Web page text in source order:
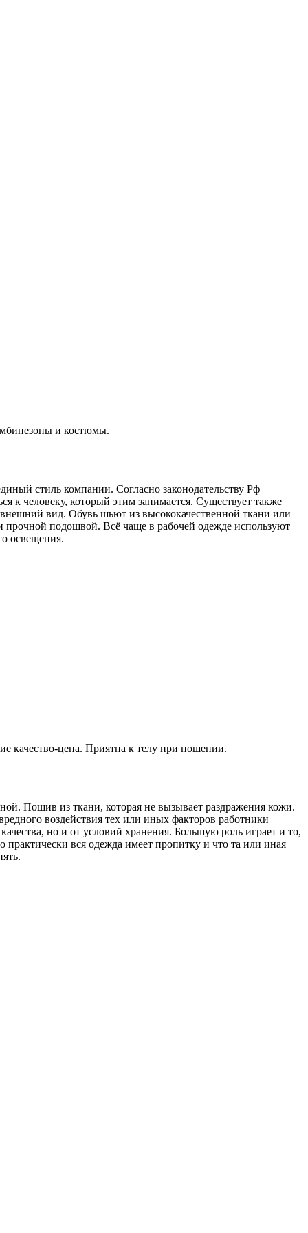
и костюмы.
стиль компании. Согласно законодательству Рф
к человеку, который этим занимается. Существует также
вид. Обувь шьют из высококачественной ткани или
прочной подошвой. Всё чаще в рабочей одежде используют
освещения.
качество-цена. Приятна к телу при ношении.
Пошив из ткани, которая не вызывает раздражения кожи.
воздействия тех или иных факторов работники
но и от условий хранения. Большую роль играет и то,
вся одежда имеет пропитку и что та или иная